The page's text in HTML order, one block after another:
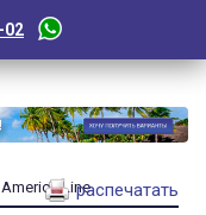
02
Line
распечатать